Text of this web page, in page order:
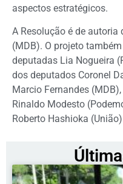
aspectos estratégicos.
A Resolução é de
(MDB). O projeto
deputadas Lia Nogueira
dos deputados Coronel
Marcio Fernandes
Rinaldo Modesto
Roberto Hashioka